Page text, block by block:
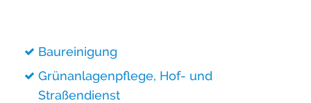
Baureinigung
Grünanlagenpflege, Hof- und
Straßendienst